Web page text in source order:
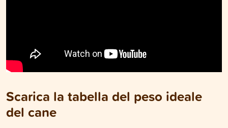
Scarica la tabella del peso ideale
del cane